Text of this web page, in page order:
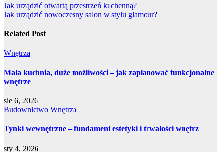
Nawigacja
wpisu
Jak urządzić otwartą przestrzeń kuchenną?
Jak urządzić nowoczesny salon w stylu glamour?
Related Post
Wnętrza
Mała kuchnia, duże możliwości – jak zaplanować funkcjonalne
wnętrze
sie 6, 2026
Budownictwo Wnętrza
Tynki wewnętrzne – fundament estetyki i trwałości wnętrz
sty 4, 2026